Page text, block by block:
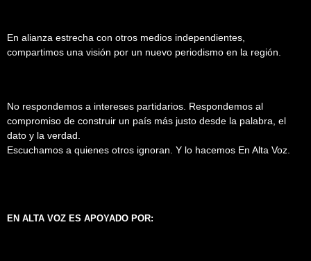
En alianza estrecha con otros medios independientes,
compartimos una visión por un nuevo periodismo en la región.
No respondemos a intereses partidarios. Respondemos al
compromiso de construir un país más justo desde la palabra, el
dato y la verdad.
Escuchamos a quienes otros ignoran. Y lo hacemos En Alta Voz.
EN ALTA VOZ ES APOYADO POR: